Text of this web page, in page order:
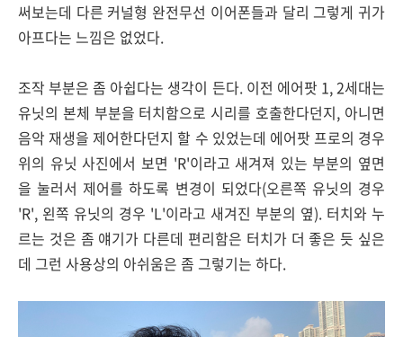
써보는데 다른 커널형 완전무선 이어폰들과 달리 그렇게 귀가
아프다는 느낌은 없었다.
조작 부분은 좀 아쉽다는 생각이 든다. 이전 에어팟 1, 2세대는
유닛의 본체 부분을 터치함으로 시리를 호출한다던지, 아니면
음악 재생을 제어한다던지 할 수 있었는데 에어팟 프로의 경우
위의 유닛 사진에서 보면 'R'이라고 새겨져 있는 부분의 옆면
을 눌러서 제어를 하도록 변경이 되었다(오른쪽 유닛의 경우
'R', 왼쪽 유닛의 경우 'L'이라고 새겨진 부분의 옆). 터치와 누
르는 것은 좀 얘기가 다른데 편리함은 터치가 더 좋은 듯 싶은
데 그런 사용상의 아쉬움은 좀 그렇기는 하다.